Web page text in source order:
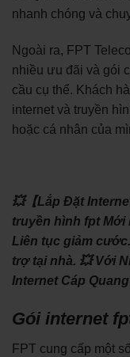
nhanh chóng và
Ngoài ra, FPT
nhiều ưu đãi và gói
cầu cụ thể. Khách
internet và truyền
hoặc cá nhân của
💥【Lắp Đặt
truyền hình fpt Mới
Liên tục giảm cước.
trợ tại nhà. 💥 Với
‎Internet Cáp
Gói internet
FPT cung cấp một